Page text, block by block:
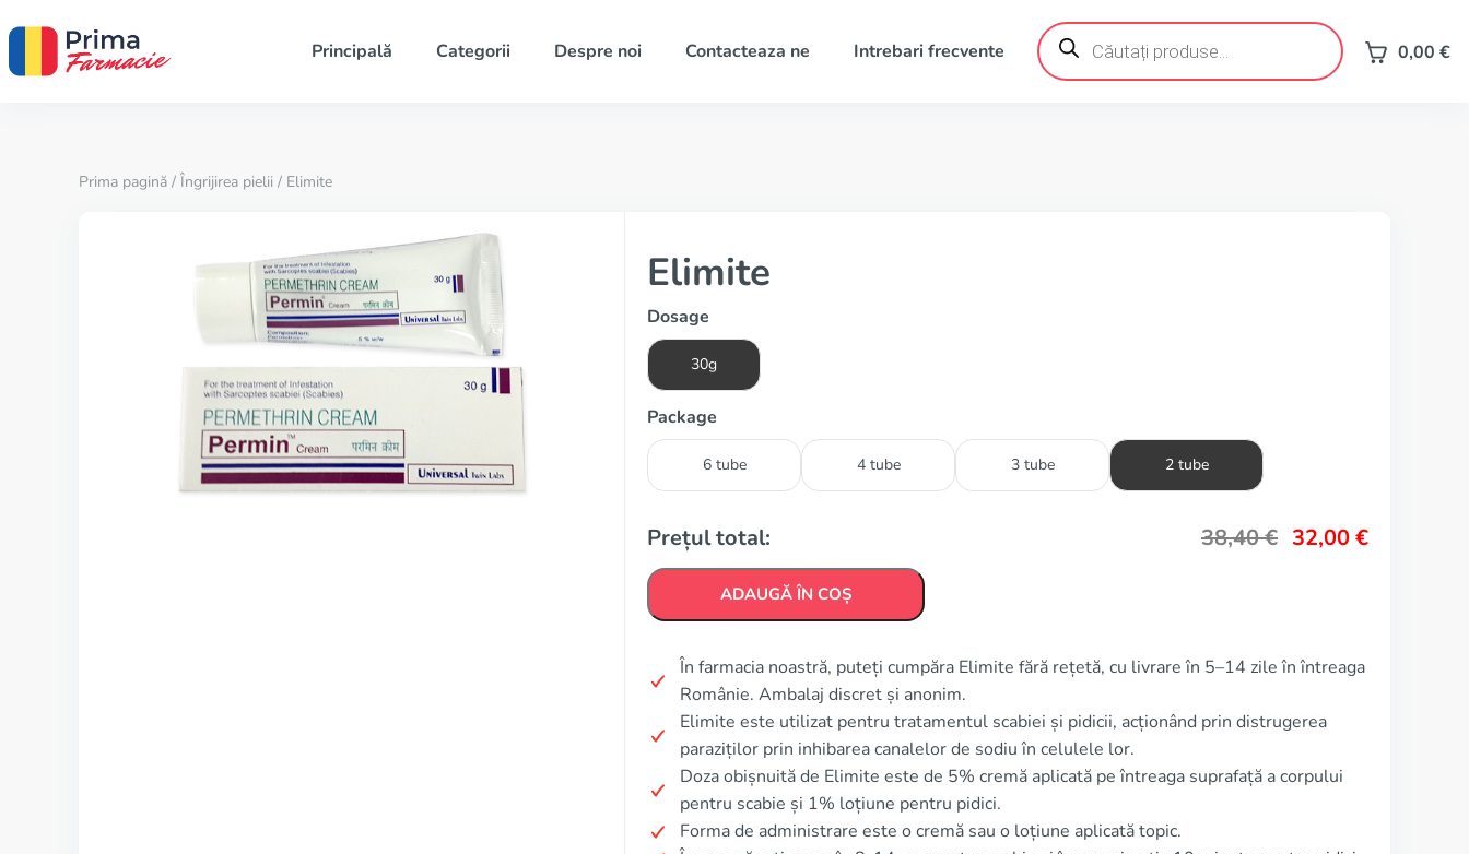
Principală Categorii Despre noi Contacteaza ne Intrebari frecvente
Products
search 0,00 €
Prima pagină / Îngrijirea pielii / Elimite
Elimite
Dosage
30g
Package
6 tube 4 tube 3 tube 2 tube
Prețul total: 38,40€ 32,00€
ADAUGĂ ÎN COȘ
În farmacia noastră, puteți cumpăra Elimite fără rețetă, cu livrare în 5–14 zile în întreaga
Românie. Ambalaj discret și anonim.
Elimite este utilizat pentru tratamentul scabiei și pidicii, acționând prin distrugerea
paraziților prin inhibarea canalelor de sodiu în celulele lor.
Doza obișnuită de Elimite este de 5% cremă aplicată pe întreaga suprafață a corpului
pentru scabie și 1% loțiune pentru pidici.
Forma de administrare este o cremă sau o loțiune aplicată topic.